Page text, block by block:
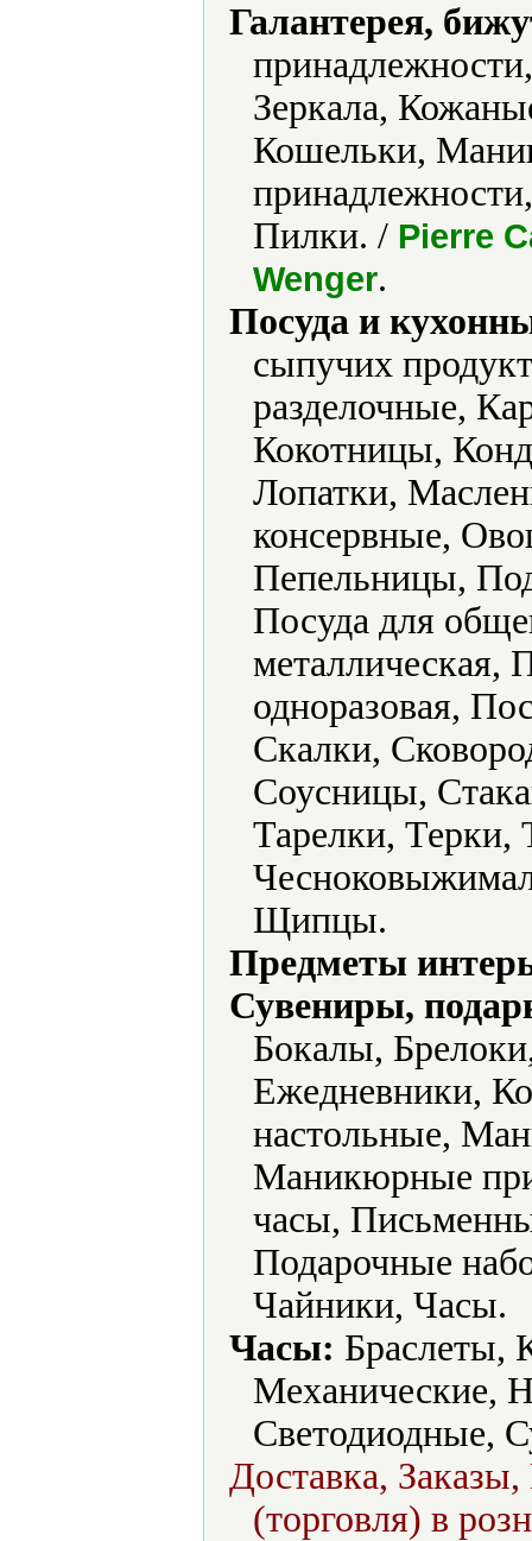
Галантерея,
Зеркала,
Кошельки,
Пилки. / Pierre
Wenger.
Посуда и
сыпучих
разделочные,
Кокотницы,
Лопатки,
консервные,
Пепельницы,
Посуда для
металлическая,
одноразовая,
Скалки,
Соусницы,
Тарелки,
Щипцы.
Предметы
Сувениры,
Бокалы,
Ежедневники,
настольные,
Маникюрные
часы,
Подарочные
Чайники, Часы.
Часы: Браслеты,
Механические,
Светодиодные,
Доставка,
(торговля) в